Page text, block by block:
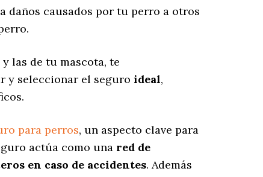
daños causados por tu perro a otros
las de tu mascota, te
y seleccionar el seguro ideal,
para perros, un aspecto clave para
actúa como una red de
en caso de accidentes. Además